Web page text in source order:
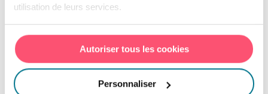
utilisation de leurs services.
Autoriser tous les cookies
Personnaliser
Des outils de assurent la traçabilité
coordination entre les services ;
Des tableaux de bord en temps réel
donnent de la visibilité sur les files